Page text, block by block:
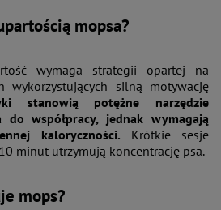
mopsa?
wymaga strategii opartej na
wykorzystujących silną motywację
stanowią potężne narzędzie
do współpracy, jednak wymagają
kaloryczności. Krótkie sesje
minut utrzymują koncentrację psa.
mops?